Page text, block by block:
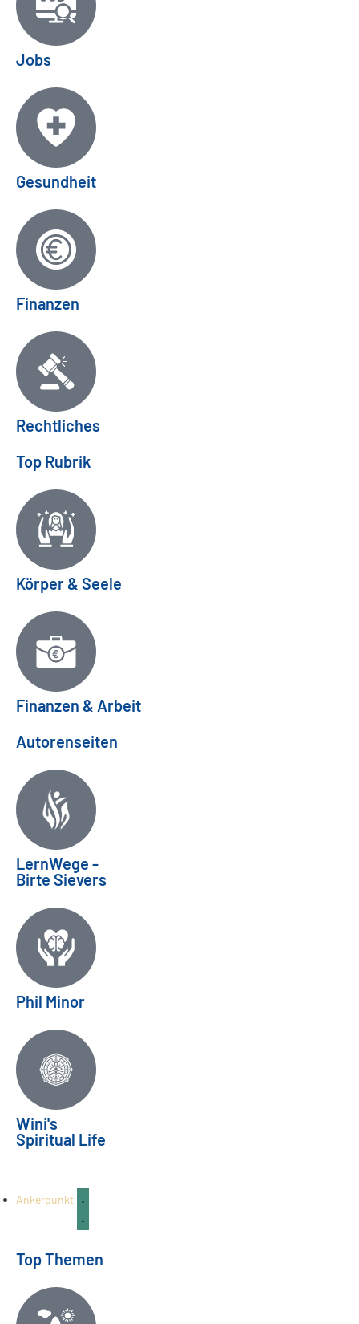
Jobs
Gesundheit
Finanzen
Rechtliches
Top Rubrik
Körper & Seele
Finanzen & Arbeit
Autorenseiten
LernWege -
Birte Sievers
Phil Minor
Wini's
Spiritual Life
Zukunftsvisionen | Horoskop
August/September 2026
Juli
Ankerpunkt
Top Themen